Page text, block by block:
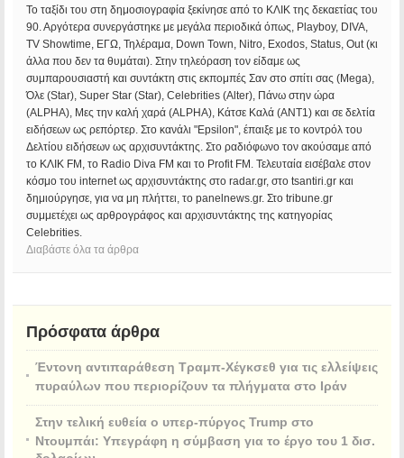
Το ταξίδι του στη δημοσιογραφία ξεκίνησε από το ΚΛΙΚ της δεκαετίας του
90. Αργότερα συνεργάστηκε με μεγάλα περιοδικά όπως, Playboy, DIVA,
TV Showtime, ΕΓΩ, Τηλέραμα, Down Town, Nitro, Exodos, Status, Out (κι
άλλα που δεν τα θυμάται). Στην τηλεόραση τον είδαμε ως
συμπαρουσιαστή και συντάκτη στις εκπομπές Σαν στο σπίτι σας (Mega),
Όλε (Star), Super Star (Star), Celebrities (Alter), Πάνω στην ώρα
(ALPHA), Μες την καλή χαρά (ALPHA), Κάτσε Καλά (ANT1) και σε δελτία
ειδήσεων ως ρεπόρτερ. Στο κανάλι "Epsilon", έπαιξε με το κοντρόλ του
Δελτίου ειδήσεων ως αρχισυντάκτης. Στο ραδιόφωνο τον ακούσαμε από
το ΚΛΙΚ FM, το Radio Diva FM και το Profit FM. Τελευταία εισέβαλε στον
κόσμο του internet ως αρχισυντάκτης στο radar.gr, στο tsantiri.gr και
δημιούργησε, για να μη πλήττει, το panelnews.gr. Στο tribune.gr
συμμετέχει ως αρθρογράφος και αρχισυντάκτης της κατηγορίας
Celebrities.
Διαβάστε όλα τα άρθρα
Πρόσφατα άρθρα
Έντονη αντιπαράθεση Τραμπ-Χέγκσεθ για τις ελλείψεις
πυραύλων που περιορίζουν τα πλήγματα στο Ιράν
Στην τελική ευθεία ο υπερ-πύργος Trump στο
Ντουμπάι: Υπεγράφη η σύμβαση για το έργο του 1 δισ.